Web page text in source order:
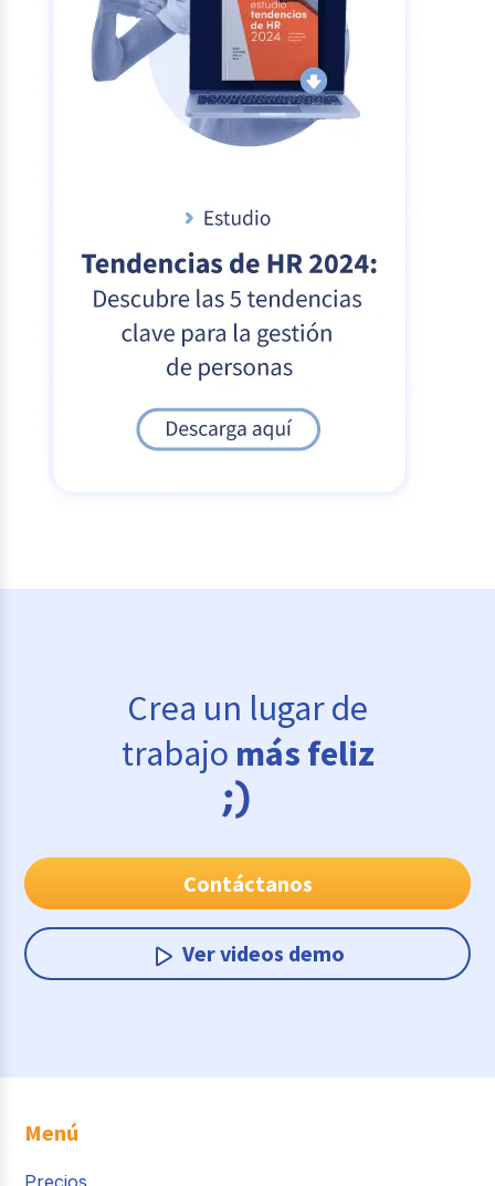
Crea un lugar de
trabajo más feliz
Contáctanos
Ver videos demo
Menú
Precios